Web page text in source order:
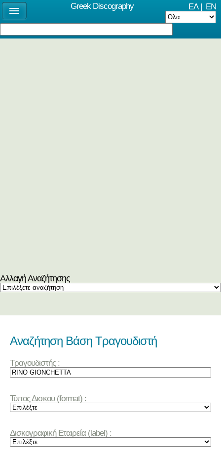
ΕΛ| EN
Αλλαγή Αναζήτησης
Αναζήτηση Βάση Τραγουδιστή
Τραγουδιστής :
Τύπος Δισκου (format) :
Δισκογραφική Εταιρεία (label) :
Greek Discography